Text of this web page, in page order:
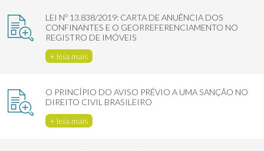
LEI Nº 13.838/2019: CARTA DE ANUÊNCIA DOS
CONFINANTES E O GEORREFERENCIAMENTO NO
REGISTRO DE IMÓVEIS
+ leia mais
O PRINCÍPIO DO AVISO PRÉVIO A UMA SANÇÃO NO
DIREITO CIVIL BRASILEIRO
+ leia mais